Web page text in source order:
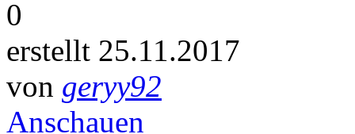
0
erstellt 25.11.2017
von geryy92
Anschauen